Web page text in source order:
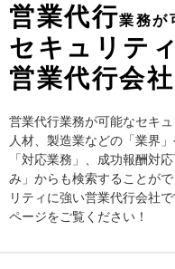
営業代行業務が
セキュリテ
営業代行会社
営業代行業務が可能なセキ
人材、製造業などの「業界
「対応業務」、成功報酬対
み」からも検索することが
リティに強い営業代行会社
ページをご覧ください！